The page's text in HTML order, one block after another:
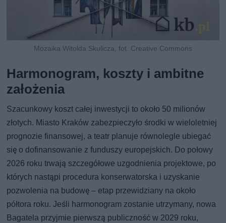
Mozaika Witolda Skulicza, fot. Creative Commons
Harmonogram, koszty i ambitne
założenia
Szacunkowy koszt całej inwestycji to około 50 milionów
złotych. Miasto Kraków zabezpieczyło środki w wieloletniej
prognozie finansowej, a teatr planuje równolegle ubiegać
się o dofinansowanie z funduszy europejskich. Do połowy
2026 roku trwają szczegółowe uzgodnienia projektowe, po
których nastąpi procedura konserwatorska i uzyskanie
pozwolenia na budowę – etap przewidziany na około
półtora roku. Jeśli harmonogram zostanie utrzymany, nowa
Bagatela przyjmie pierwszą publiczność w 2029 roku,